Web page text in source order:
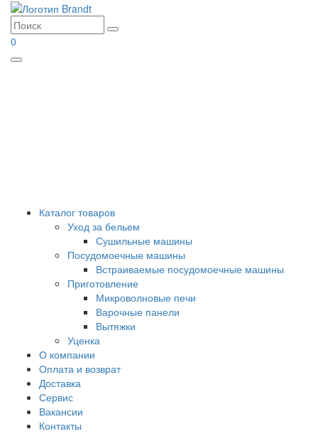
0
Menu
Каталог товаров
Уход за бельем
Сушильные машины
Посудомоечные машины
Встраиваемые посудомоечные машины
Приготовление
Микроволновые печи
Варочные панели
Вытяжки
Уценка
О компании
Оплата и возврат
Доставка
Сервис
Вакансии
Контакты